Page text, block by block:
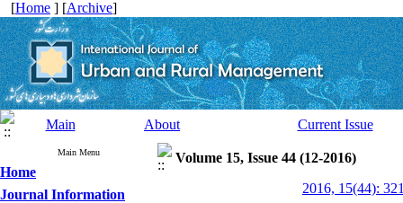
[Home ] [Archive]
Main About Current Issue
Main Menu
Home
Journal Information
Volume 15, Issue 44 (12-2016)
2016, 15(44):